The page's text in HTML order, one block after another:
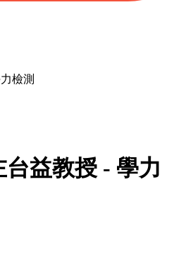
檢測
益教授 - 學力